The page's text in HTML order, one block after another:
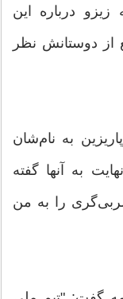
زیزو درباره این
از دوستانش نظر
به نام‌شان
به آنها گفته
را به من